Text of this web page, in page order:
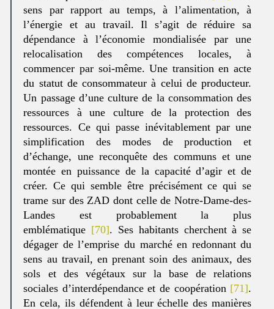
sens par rapport au temps, à l’alimentation, à
l’énergie et au travail. Il s’agit de réduire sa
dépendance à l’économie mondialisée par une
relocalisation des compétences locales, à
commencer par soi-même. Une transition en acte
du statut de consommateur à celui de producteur.
Un passage d’une culture de la consommation des
ressources à une culture de la protection des
ressources. Ce qui passe inévitablement par une
simplification des modes de production et
d’échange, une reconquête des communs et une
montée en puissance de la capacité d’agir et de
créer. Ce qui semble être précisément ce qui se
trame sur des ZAD dont celle de Notre-Dame-des-
Landes est probablement la plus
emblématique [70]. Ses habitants cherchent à se
dégager de l’emprise du marché en redonnant du
sens au travail, en prenant soin des animaux, des
sols et des végétaux sur la base de relations
sociales d’interdépendance et de coopération [71].
En cela, ils défendent à leur échelle des manières